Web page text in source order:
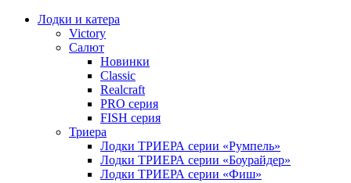
Лодки и катера
Victory
Салют
Новинки
Classic
Realcraft
PRO серия
FISH серия
Триера
Лодки ТРИЕРА серии «Румпель»
Лодки ТРИЕРА серии «Боурайдер»
Лодки ТРИЕРА серии «Фиш»